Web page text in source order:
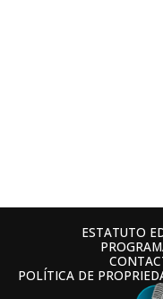
ESTATUTO
POLÍTICA DE